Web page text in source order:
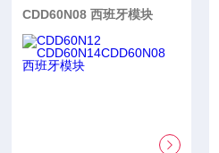
CDD60N08 西班牙模块